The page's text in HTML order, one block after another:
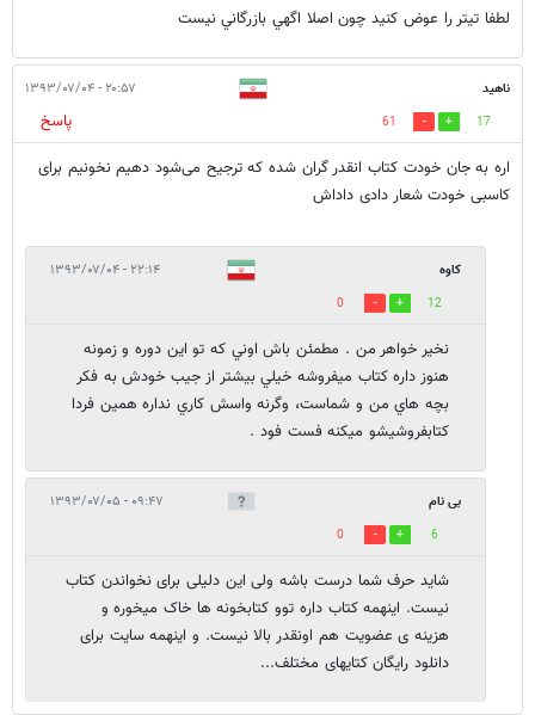
لطفا تيتر را عوض كنيد چون اصلا اگهي بازرگاني نيست
ناهید ۲۰:۵۷ - ۱۳۹۳/۰۷/۰۴
17
61
پاسخ
اره به جان خودت کتاب انقدر گران شده که ترجیح می‌شود دهیم نخونیم برای
کاسبی خودت شعار دادی داداش
كاوه ۲۲:۱۴ - ۱۳۹۳/۰۷/۰۴
12
0
نخير خواهر من . مطمئن باش اوني كه تو اين دوره و زمونه
هنوز داره كتاب ميفروشه خيلي بيشتر از جيب خودش به فكر
بچه هاي من و شماست، وگرنه واسش كاري نداره همين فردا
كتابفروشيشو ميكنه فست فود .
بی نام ۰۹:۴۷ - ۱۳۹۳/۰۷/۰۵
6
0
شاید حرف شما درست باشه ولی این دلیلی برای نخواندن کتاب
نیست. اینهمه کتاب داره توو کتابخونه ها خاک میخوره و
هزینه ی عضویت هم اونقدر بالا نیست. و اینهمه سایت برای
دانلود رایگان کتایهای مختلف...